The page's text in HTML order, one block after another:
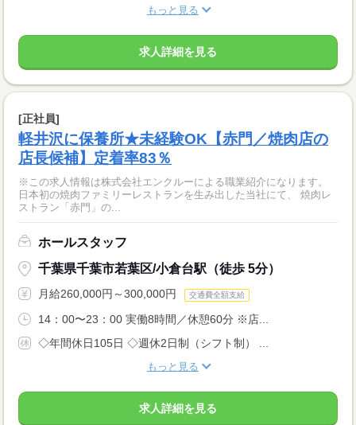
もっと見る
求人詳細を見る
[正社員]
軽井沢に保養所★未経験OK【赤門／焼肉店の
店長候補】定着率83％
※この求人情報は株式会社エンクルーによる職業紹介になります。
日本初の焼肉ファミリーレストランを生み出した当社にて、 焼肉レ
ストラン「赤門」の...
ホールスタッフ
千葉県千葉市若葉区/小倉台駅（徒歩 5分）
月給260,000円～300,000円 交通費全額支給
14：00〜23：00 実働8時間／休憩60分 ※店...
◇年間休日105日 ◇週休2日制（シフト制） ...
もっと見る
求人詳細を見る